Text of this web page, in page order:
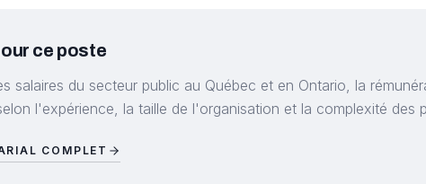
ce poste
salaires du secteur public au Québec et en Ontario, la
l'expérience, la taille de l'organisation et la complexité des
COMPLET